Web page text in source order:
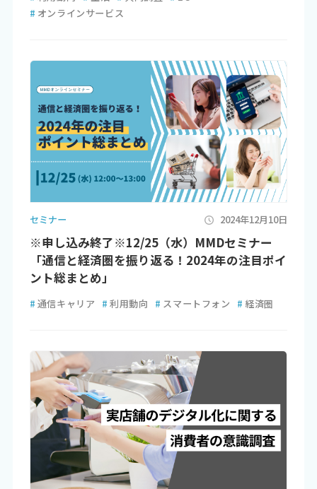
# オンラインサービス
セミナー 2024年12月10日
※申し込み終了※12/25（水）MMDセミナー
「通信と経済圏を振り返る！2024年の注目ポイ
ント総まとめ」
# 通信キャリア # 利用動向 # スマートフォン # 経済圏